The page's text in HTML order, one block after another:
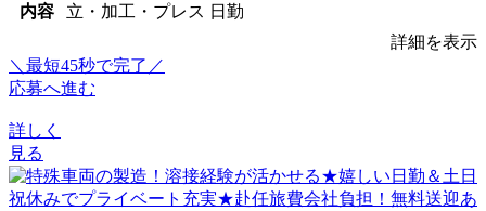
内容
立・加工・プレス 日勤
詳細を表示
＼最短45秒で完了／
応募へ進む
詳しく
見る